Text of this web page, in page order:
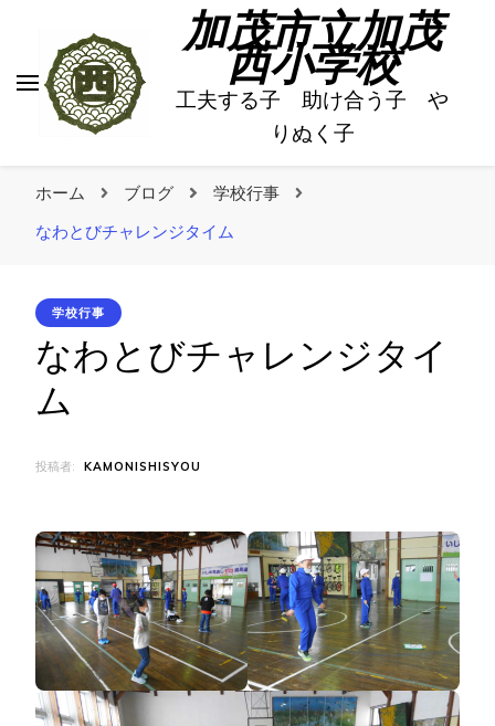
加茂市立加茂
西小学校
工夫する子 助け合う子 や
りぬく子
ホーム ブログ
学校行事
なわとびチャレンジタイム
学校行事
なわとびチャレンジタイ
ム
投稿者: KAMONISHISYOU